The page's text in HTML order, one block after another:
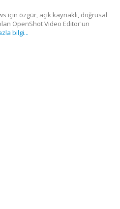
için özgür, açık kaynaklı, doğrusal
OpenShot Video Editor'un
bilgi...